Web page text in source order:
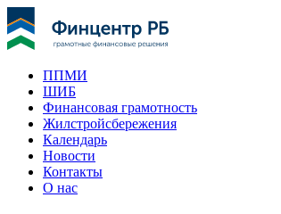
ППМИ
ШИБ
Финансовая грамотность
Жилстройсбережения
Календарь
Новости
Контакты
О нас